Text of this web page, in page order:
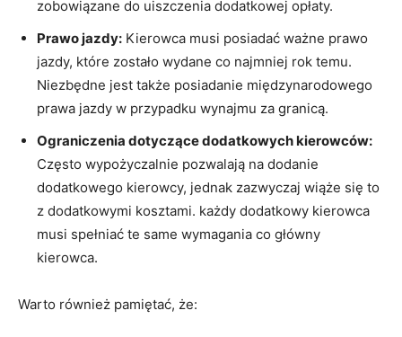
zobowiązane do uiszczenia dodatkowej opłaty.
Prawo‌ jazdy: Kierowca musi posiadać⁢ ważne‍ prawo
⁣jazdy, które zostało wydane co najmniej rok temu.
Niezbędne jest także posiadanie ‍międzynarodowego
‌prawa jazdy w przypadku wynajmu ⁤za granicą.
Ograniczenia dotyczące ⁣dodatkowych ‌kierowców:
Często wypożyczalnie pozwalają na dodanie
dodatkowego kierowcy, jednak zazwyczaj wiąże się to
z‍ dodatkowymi‍ kosztami. każdy dodatkowy kierowca
musi spełniać⁤ te same wymagania co główny
kierowca.
Warto⁣ również pamiętać, że: